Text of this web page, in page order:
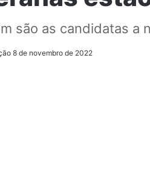
são as candidatas a
8 de novembro de 2022